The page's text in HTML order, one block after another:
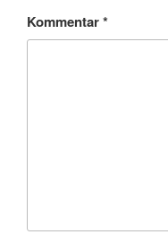
Kommentar*